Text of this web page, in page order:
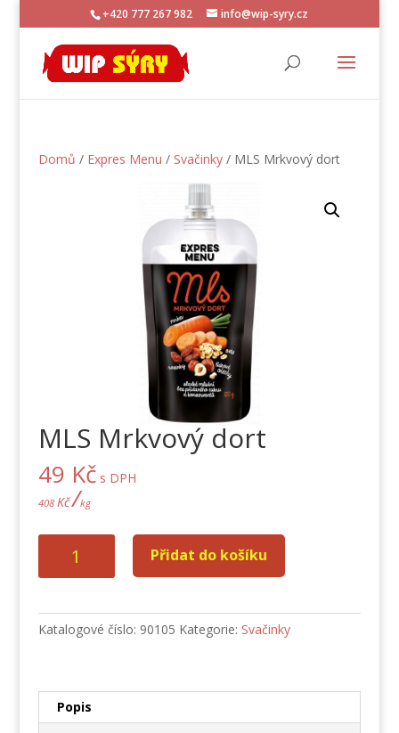
+420 777 267 982 info@wip-syry.cz
Domů / Expres Menu / Svačinky/ MLS Mrkvový dort
MLS Mrkvový dort
49 Kč s DPH
408 Kč/kg
Mrkvový
Přidat do košíku
Katalogové číslo: 90105 Kategorie: Svačinky
Popis